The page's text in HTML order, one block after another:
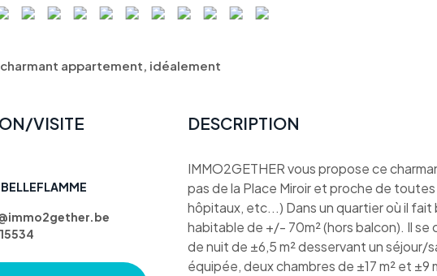
charmant appartement, idéalement
VISITE DESCRIPTION
IMMO2GETHER vous propose ce
pas de la Place Miroir et proche de
hôpitaux, etc...) Dans un quartier où il
habitable de +/- 70m² (hors balcon). Il se
de nuit de ±6,5 m² desservant un séjour/
équipée, deux chambres de ±17 m² et ±9